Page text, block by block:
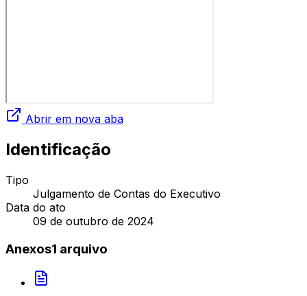
Abrir em nova aba
Identificação
Tipo
Julgamento de Contas do Executivo
Data do ato
09 de outubro de 2024
Anexos1 arquivo